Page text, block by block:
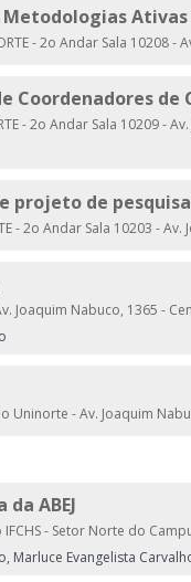
Metodologias
- 2o Andar Sala 10208 -
Coordenadores de
- 2o Andar Sala 10209 -
projeto de
- 2o Andar Sala 10203 -
Joaquim Nabuco, 1365 -
Uninorte - Av. Joaquim
ABEJ
- Setor Norte do
Marluce Evangelista